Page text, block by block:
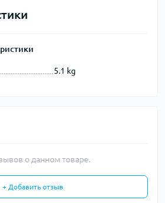
5.1 kg
о данном товаре.
+ Добавить отзыв